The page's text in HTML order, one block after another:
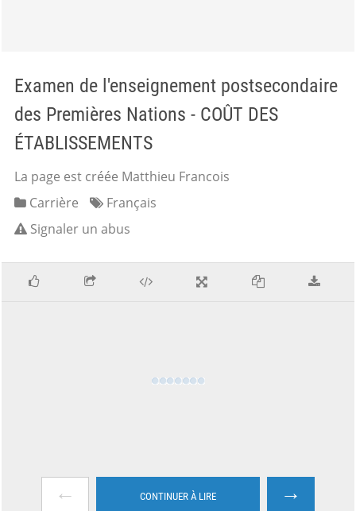
Examen de l'enseignement postsecondaire
des Premières Nations - COÛT DES
ÉTABLISSEMENTS
La page est créée Matthieu Francois
Carrière
Français
Signaler un abus
← CONTINUER À LIRE →